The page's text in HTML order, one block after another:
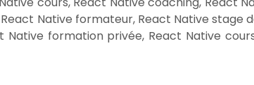
Native formateur, React Native stage
formation privée, React Native